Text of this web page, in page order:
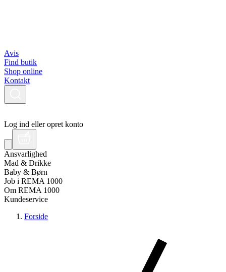
Avis
Find butik
Shop online
Kontakt
Log ind eller opret konto
Ansvarlighed
Mad & Drikke
Baby & Børn
Job i REMA 1000
Om REMA 1000
Kundeservice
Forside